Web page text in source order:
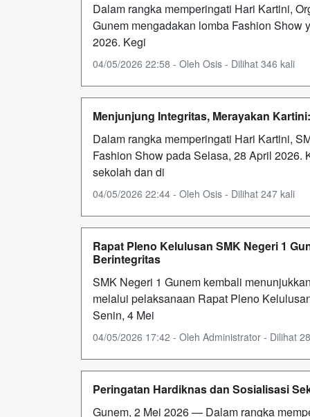
Dalam rangka memperingati Hari Kartini,
Gunem mengadakan lomba Fashion
2026. Kegi
04/05/2026 22:58 - Oleh Osis - Dilihat 346 kali
Menjunjung Integritas, Merayakan
Dalam rangka memperingati Hari Kartini,
Fashion Show pada Selasa, 28 April
sekolah dan di
04/05/2026 22:44 - Oleh Osis - Dilihat 247 kali
Rapat Pleno Kelulusan SMK Negeri 1
Berintegritas
SMK Negeri 1 Gunem kembali
melalui pelaksanaan Rapat Pleno
Senin, 4 Mei
04/05/2026 17:42 - Oleh Administrator - Dilihat
Peringatan Hardiknas dan Sosialisasi
Gunem, 2 Mei 2026 — Dalam rangka